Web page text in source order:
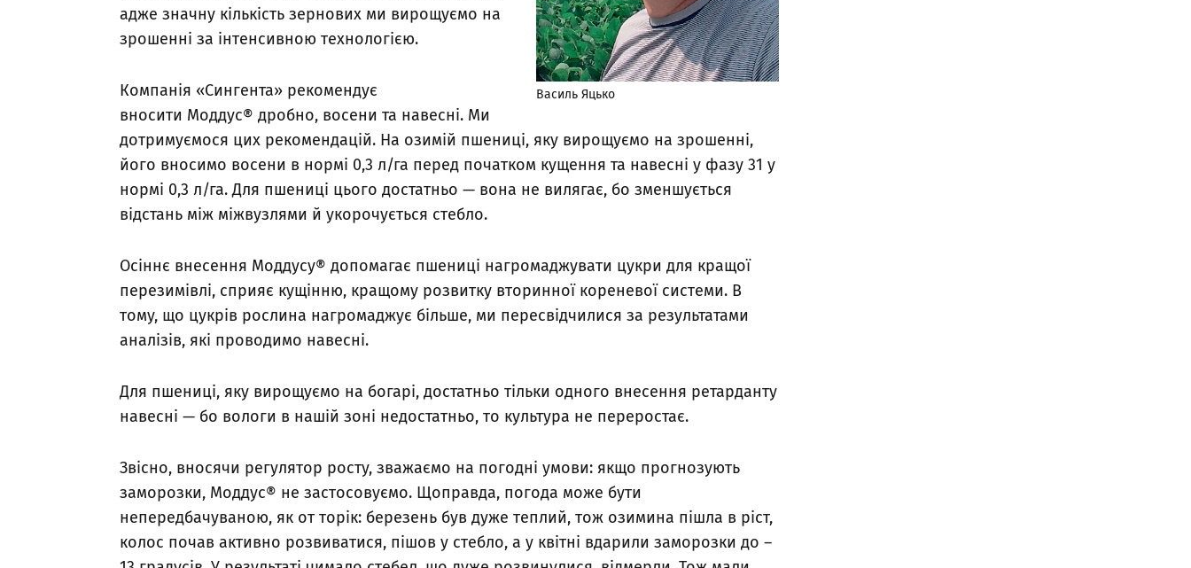
Василь Яцько
адже значну кількість зернових ми вирощуємо на
зрошенні за інтенсивною технологією.
Компанія «Сингента» рекомендує
вносити Моддус® дробно, восени та навесні. Ми
дотримуємося цих рекомендацій. На озимій пшениці, яку вирощуємо на зрошенні,
його вносимо восени в нормі 0,3 л/га перед початком кущення та навесні у фазу 31 у
нормі 0,3 л/га. Для пшениці цього достатньо — вона не вилягає, бо зменшується
відстань між міжвузлями й укорочується стебло.
Осіннє внесення Моддусу® допомагає пшениці нагромаджувати цукри для кращої
перезимівлі, сприяє кущінню, кращому розвитку вторинної кореневої системи. В
тому, що цукрів рослина нагромаджує більше, ми пересвідчилися за результатами
аналізів, які проводимо навесні.
Для пшениці, яку вирощуємо на богарі, достатньо тільки одного внесення ретарданту
навесні — бо вологи в нашій зоні недостатньо, то культура не переростає.
Звісно, вносячи регулятор росту, зважаємо на погодні умови: якщо прогнозують
заморозки, Моддус® не застосовуємо. Щоправда, погода може бути
непередбачуваною, як от торік: березень був дуже теплий, тож озимина пішла в ріст,
колос почав активно розвиватися, пішов у стебло, а у квітні вдарили заморозки до –